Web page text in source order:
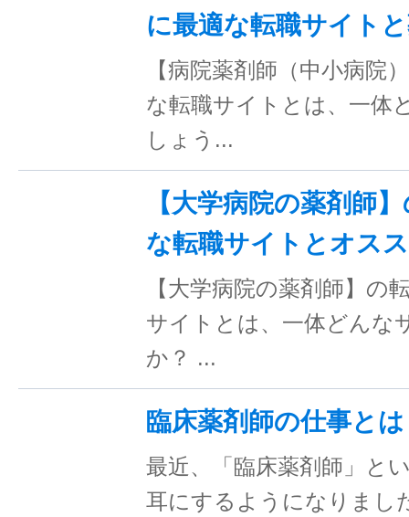
に最適な転職サイト
【病院薬剤師（中小病院
な転職サイトとは、一体
しょう...
【大学病院の薬剤師
な転職サイトとオス
【大学病院の薬剤師】の
サイトとは、一体どんな
か？ ...
臨床薬剤師の仕事とは
最近、「臨床薬剤師」と
耳にするようになりまし